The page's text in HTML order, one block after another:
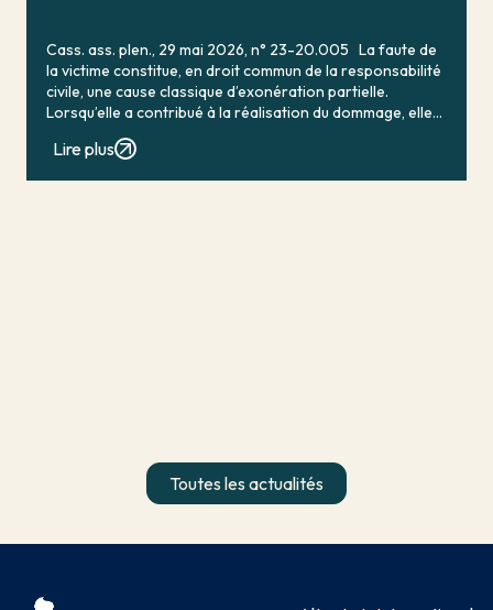
Cass. ass. plen., 29 mai 2026, n° 23-20.005 La faute de
la victime constitue, en droit commun de la responsabilité
civile, une cause classique d’exonération partielle.
Lorsqu’elle a contribué à la réalisation du dommage, elle
conduit en principe à […]
Lire plus
Toutes les actualités